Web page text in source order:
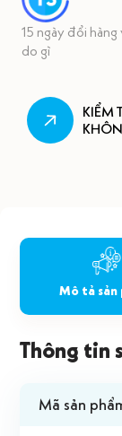
15 ngày đổi
do gì
KIỂM
Mô tả sản
Thông tin
Mã sản